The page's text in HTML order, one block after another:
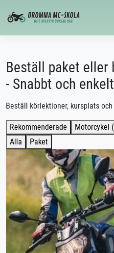
Beställ paket eller
- Snabbt och enkelt
Beställ körlektioner, kursplats
Rekommenderade
Motorcykel
Alla
Paket